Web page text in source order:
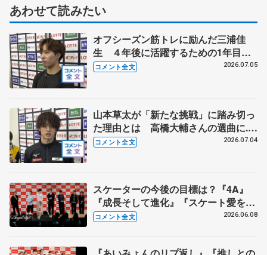
あわせて読みたい
オフシーズン筋トレに励んだ三浦佳
生 ４年後に活躍するための1年目
に 【全日本シニア強化合宿】
コメント全文 2026.07.05
山本草太が「新たな挑戦」に踏み切っ
た理由とは 高橋大輔さんの選曲に...
【全日本シニア合宿】
コメント全文 2026.07.04
スケーターの今後の目標は？『4A』
『成長そして進化』『スケート愛を深
める』 真剣勝負のゲームコーナーも
コメント全文 2026.06.08